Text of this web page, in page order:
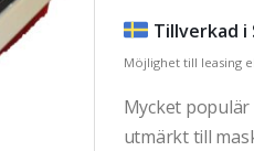
Tillverkad i
Möjlighet till leasing
Mycket
utmärkt till